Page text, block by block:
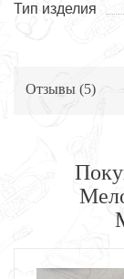
Тип изделия
Отзывы (5)